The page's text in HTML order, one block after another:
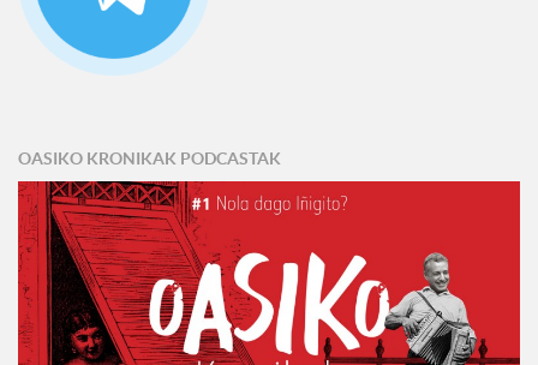
OASIKO KRONIKAK PODCASTAK